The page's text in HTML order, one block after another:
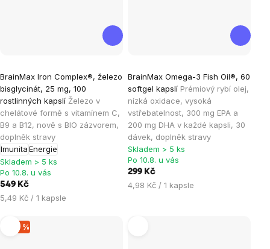
BrainMax Iron Complex®, železo
bisglycinát, 25 mg, 100
rostlinných kapslí Železo v
chelátové formě s vitamínem C,
B9 a B12, nově s BIO zázvorem,
doplněk stravy
ImunitaEnergie
hodnocení
produktu
je
4,8
z
5
hvězdiček.
Skladem > 5 ks
Po 10.8. u vás
549 Kč
Měrná
5,49 Kč / 1 kapsle
BrainMax Omega-3 Fish Oil®, 60
softgel kapslí Prémiový rybí olej,
nízká oxidace, vysoká
vstřebatelnost, 300 mg EPA a
200 mg DHA v každé kapsli, 30
dávek, doplněk stravy
hodnocení
produktu
je
4,4
z
5
hvězdiček.
Skladem > 5 ks
Po 10.8. u vás
299 Kč
Měrná
4,98 Kč / 1 kapsle
–40 %